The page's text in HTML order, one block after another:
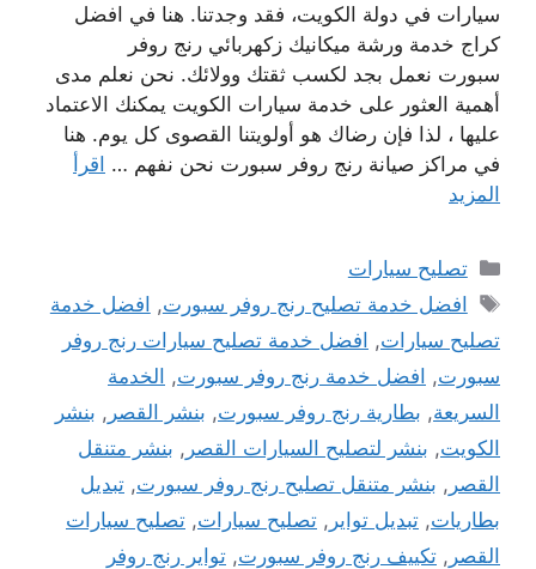
سيارات في دولة الكويت، فقد وجدتنا. هنا في افضل
كراج خدمة ورشة ميكانيك زكهربائي رنج روفر
سبورت نعمل بجد لكسب ثقتك وولائك. نحن نعلم مدى
أهمية العثور على خدمة سيارات الكويت يمكنك الاعتماد
عليها ، لذا فإن رضاك ​​هو أولويتنا القصوى كل يوم. هنا
في مراكز صيانة رنج روفر سبورت نحن نفهم … اقرأ
المزيد
التصنيفات
تصليح سيارات
الوسوم
افضل خدمة تصليح رنج روفر سبورت, افضل خدمة
تصليح سيارات, افضل خدمة تصليح سيارات رنج روفر
سبورت, افضل خدمة رنج روفر سبورت, الخدمة
السريعة, بطارية رنج روفر سبورت, بنشر القصر , بنشر
الكويت, بنشر لتصليح السيارات القصر , بنشر متنقل
القصر , بنشر متنقل تصليح رنج روفر سبورت, تبديل
بطاريات, تبديل تواير , تصليح سيارات, تصليح سيارات
القصر , تكييف رنج روفر سبورت, تواير رنج روفر